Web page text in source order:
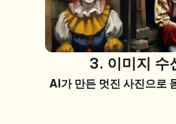
3. 이미지 수
AI가 만든 멋진 사진으로